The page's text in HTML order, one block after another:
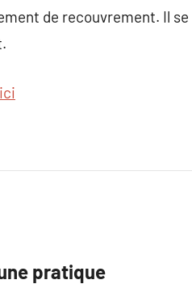
de recouvrement. Il se
pratique